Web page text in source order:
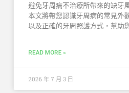
避免牙周病不治療所帶來的缺牙
本文將帶您認識牙周病的常見外
以及正確的牙周照護方式，幫助
READ MORE »
2026 年 7 月 3 日